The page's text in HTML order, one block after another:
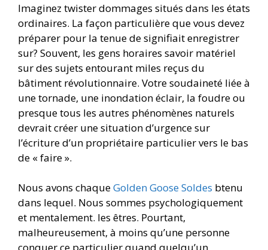
Imaginez twister dommages situés dans les états
ordinaires. La façon particulière que vous devez
préparer pour la tenue de signifiait enregistrer
sur? Souvent, les gens horaires savoir matériel
sur des sujets entourant miles reçus du
bâtiment révolutionnaire. Votre soudaineté liée à
une tornade, une inondation éclair, la foudre ou
presque tous les autres phénomènes naturels
devrait créer une situation d’urgence sur
l’écriture d’un propriétaire particulier vers le bas
de « faire ».
Nous avons chaqueGolden Goose Soldes btenu
dans lequel. Nous sommes psychologiquement
et mentalement. les êtres. Pourtant,
malheureusement, à moins qu’une personne
conquer ce particulier quand quelqu’un